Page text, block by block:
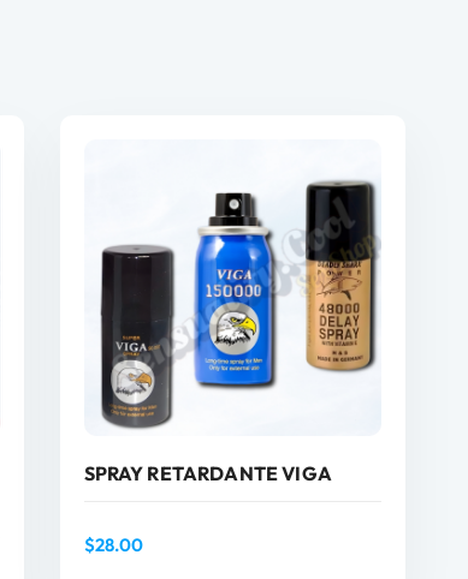
SPRAY RETARDANTE VIGA
$28.00